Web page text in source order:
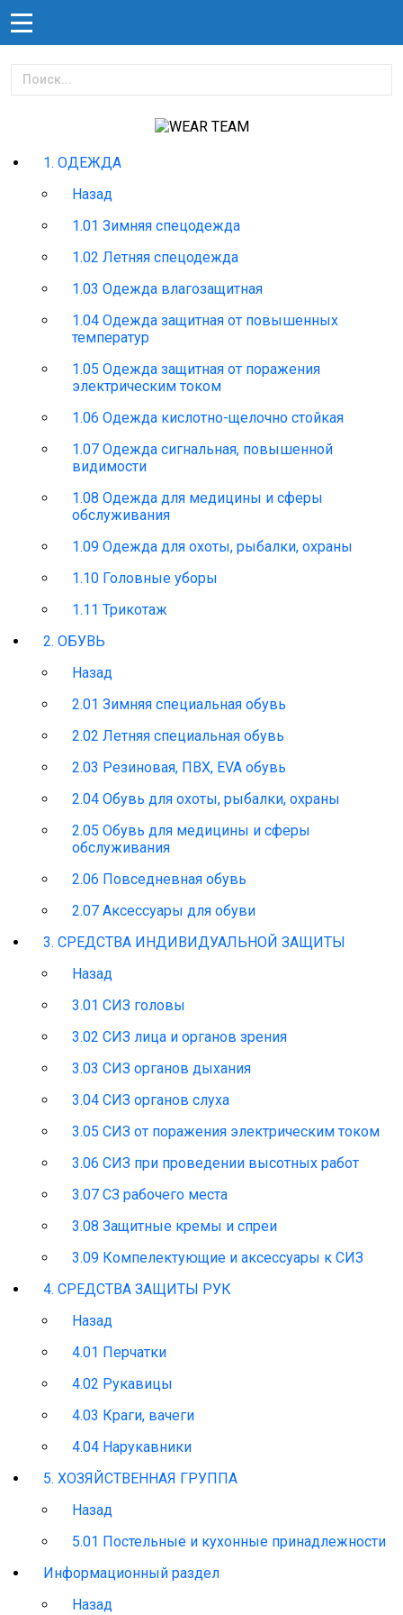
1. ОДЕЖДА
Назад
1.01 Зимняя спецодежда
1.02 Летняя спецодежда
1.03 Одежда влагозащитная
1.04 Одежда защитная от повышенных
температур
1.05 Одежда защитная от поражения
электрическим током
1.06 Одежда кислотно-щелочно стойкая
1.07 Одежда сигнальная, повышенной
видимости
1.08 Одежда для медицины и сферы
обслуживания
1.09 Одежда для охоты, рыбалки, охраны
1.10 Головные уборы
1.11 Трикотаж
2. ОБУВЬ
Назад
2.01 Зимняя специальная обувь
2.02 Летняя специальная обувь
2.03 Резиновая, ПВХ, EVA обувь
2.04 Обувь для охоты, рыбалки, охраны
2.05 Обувь для медицины и сферы
обслуживания
2.06 Повседневная обувь
2.07 Аксессуары для обуви
3. СРЕДСТВА ИНДИВИДУАЛЬНОЙ ЗАЩИТЫ
Назад
3.01 СИЗ головы
3.02 СИЗ лица и органов зрения
3.03 СИЗ органов дыхания
3.04 СИЗ органов слуха
3.05 СИЗ от поражения электрическим током
3.06 СИЗ при проведении высотных работ
3.07 СЗ рабочего места
3.08 Защитные кремы и спреи
3.09 Компелектующие и аксессуары к СИЗ
4. СРЕДСТВА ЗАЩИТЫ РУК
Назад
4.01 Перчатки
4.02 Рукавицы
4.03 Краги, вачеги
4.04 Нарукавники
5. ХОЗЯЙСТВЕННАЯ ГРУППА
Назад
5.01 Постельные и кухонные принадлежности
Информационный раздел
Назад